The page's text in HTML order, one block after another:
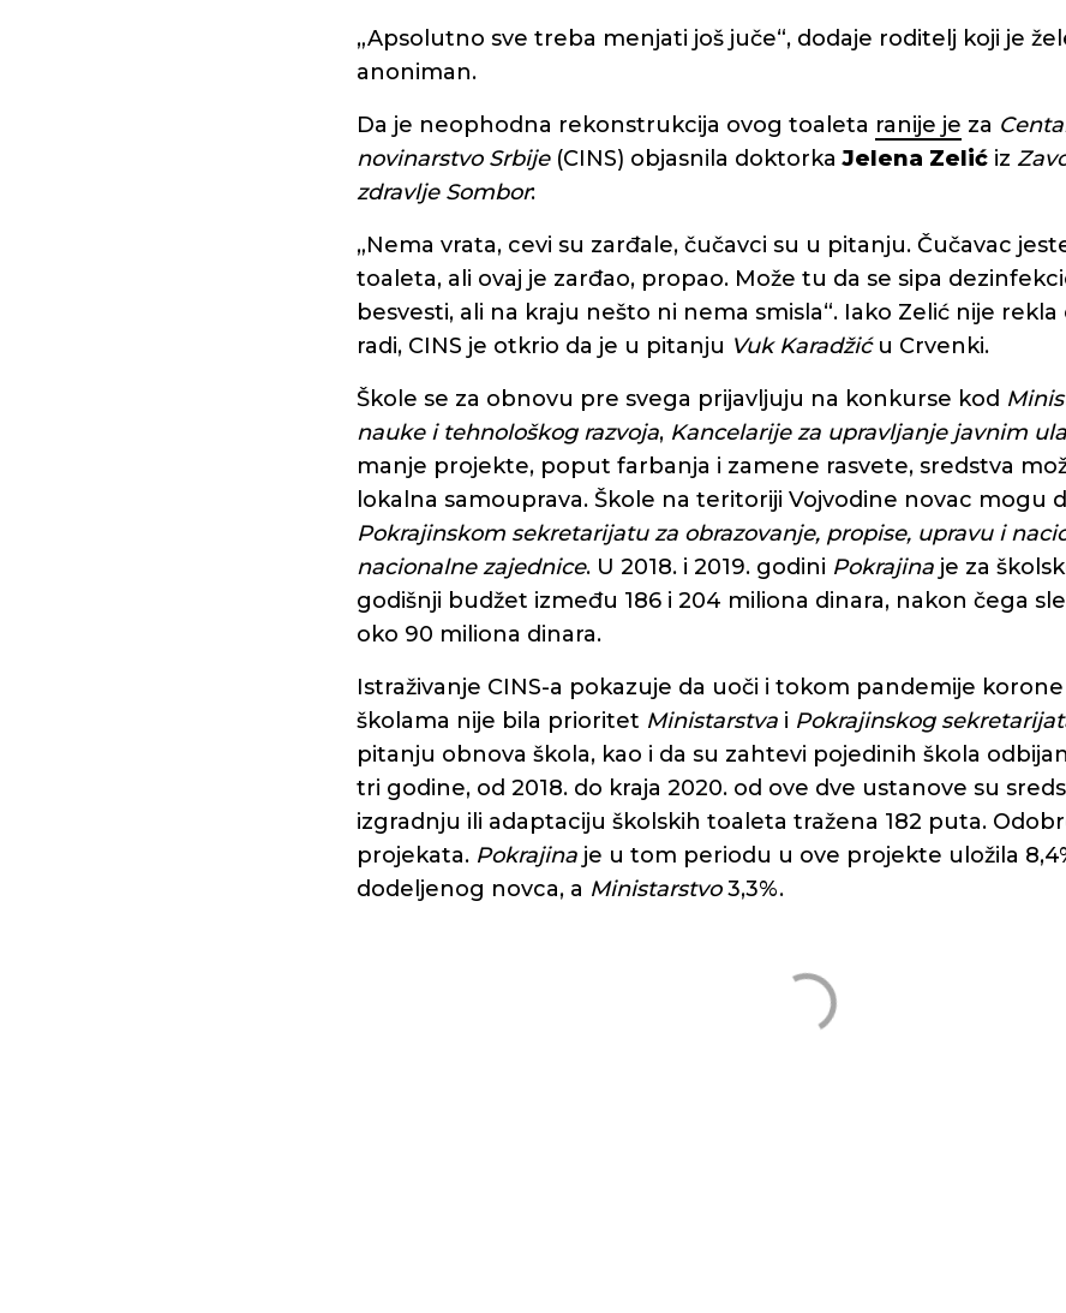
„Apsolutno sve treba menjati još juče“, dodaje roditelj koji je
anoniman.
Da je neophodna rekonstrukcija ovog toaleta ranije je za
novinarstvo Srbije(CINS) objasnila doktorkaJelena Zelić iz
zdravlje Sombor:
„Nema vrata, cevi su zarđale, čučavci su u pitanju. Čučavac
toaleta, ali ovaj je zarđao, propao. Može tu da se sipa
besvesti, ali na kraju nešto ni nema smisla“. Iako Zelić nije rekla
radi, CINS je otkrio da je u pitanju Vuk Karadžiću Crvenki.
Škole se za obnovu pre svega prijavljuju na konkurse kod
nauke i tehnološkog razvoja, Kancelarije za upravljanje javnim
manje projekte, poput farbanja i zamene rasvete, sredstva
lokalna samouprava. Škole na teritoriji Vojvodine novac mogu
Pokrajinskom sekretarijatu za obrazovanje, propise, upravu i
nacionalne zajednice. U 2018. i 2019. godini Pokrajina je za
godišnji budžet između 186 i 204 miliona dinara, nakon čega
oko 90 miliona dinara.
Istraživanje CINS-a pokazuje da uoči i tokom pandemije
školama nije bila prioritet Ministarstva i Pokrajinskog
pitanju obnova škola, kao i da su zahtevi pojedinih škola
tri godine, od 2018. do kraja 2020. od ove dve ustanove su
izgradnju ili adaptaciju školskih toaleta tražena 182 puta.
projekata. Pokrajina je u tom periodu u ove projekte uložila
dodeljenog novca, a Ministarstvo3,3%.